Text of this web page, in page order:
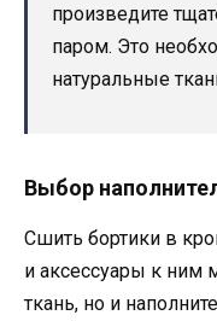
произведите
паром. Это
натуральные
Выбор
Сшить бортики в
и аксессуары к ним
ткань, но и